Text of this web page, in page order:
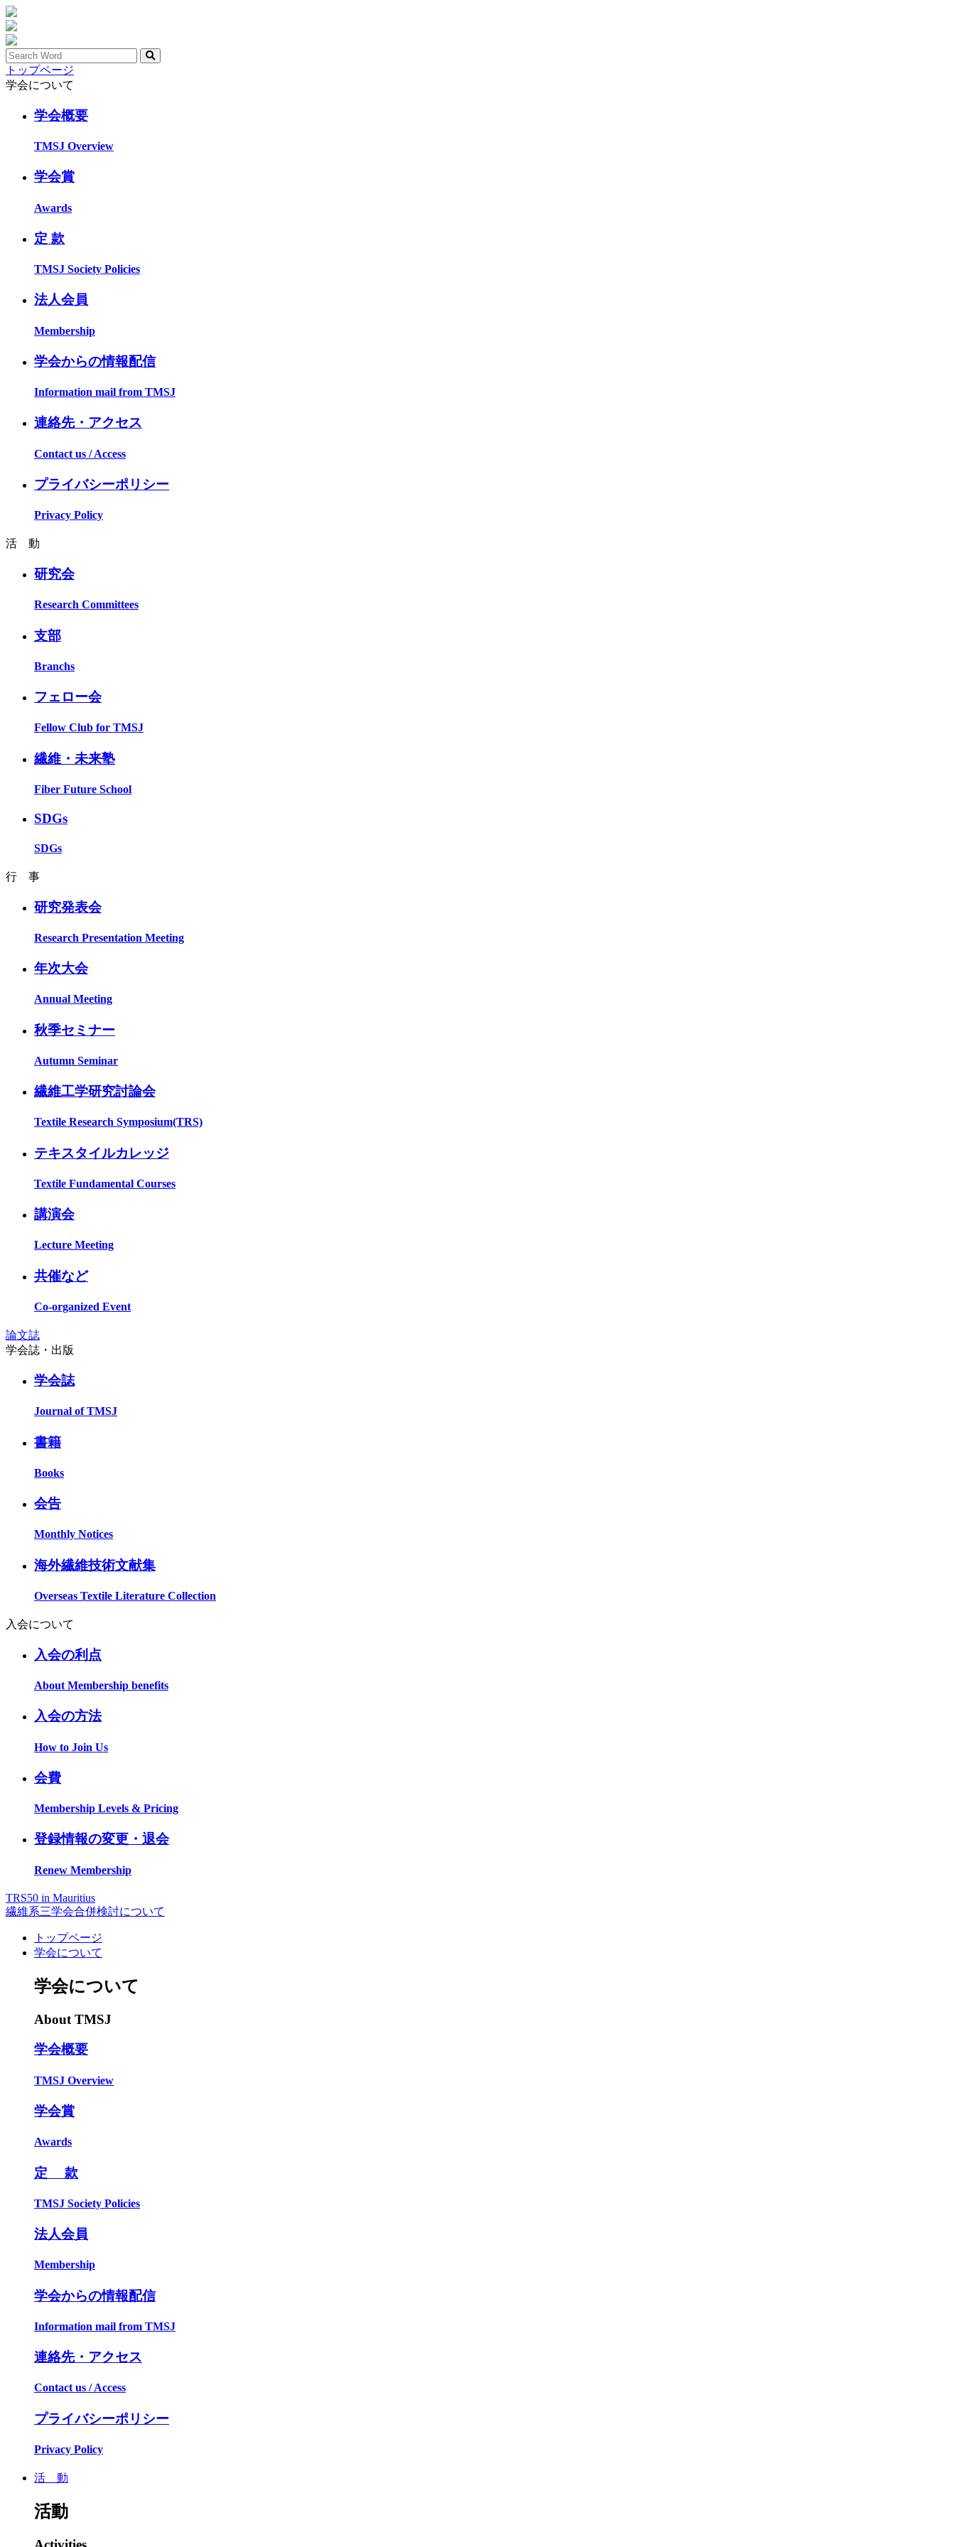
トップページ
学会について
学会概要
TMSJ Overview
学会賞
Awards
定 款
TMSJ Society Policies
法人会員
Membership
学会からの情報配信
Information mail from TMSJ
連絡先・アクセス
Contact us / Access
プライバシーポリシー
Privacy Policy
活 動
研究会
Research Committees
支部
Branchs
フェロー会
Fellow Club for TMSJ
繊維・未来塾
Fiber Future School
SDGs
SDGs
行 事
研究発表会
Research Presentation Meeting
年次大会
Annual Meeting
秋季セミナー
Autumn Seminar
繊維工学研究討論会
Textile Research Symposium(TRS)
テキスタイルカレッジ
Textile Fundamental Courses
講演会
Lecture Meeting
共催など
Co-organized Event
論文誌
学会誌・出版
学会誌
Journal of TMSJ
書籍
Books
会告
Monthly Notices
海外繊維技術文献集
Overseas Textile Literature Collection
入会について
入会の利点
About Membership benefits
入会の方法
How to Join Us
会費
Membership Levels & Pricing
登録情報の変更・退会
Renew Membership
TRS50 in Mauritius
繊維系三学会合併検討について
トップページ
学会について
学会について
About TMSJ
学会概要
TMSJ Overview
学会賞
Awards
定 款
TMSJ Society Policies
法人会員
Membership
学会からの情報配信
Information mail from TMSJ
連絡先・アクセス
Contact us / Access
プライバシーポリシー
Privacy Policy
活 動
活動